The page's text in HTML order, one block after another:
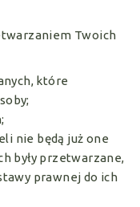
Twoich
które
nie będą już one
były przetwarzane,
prawnej do ich